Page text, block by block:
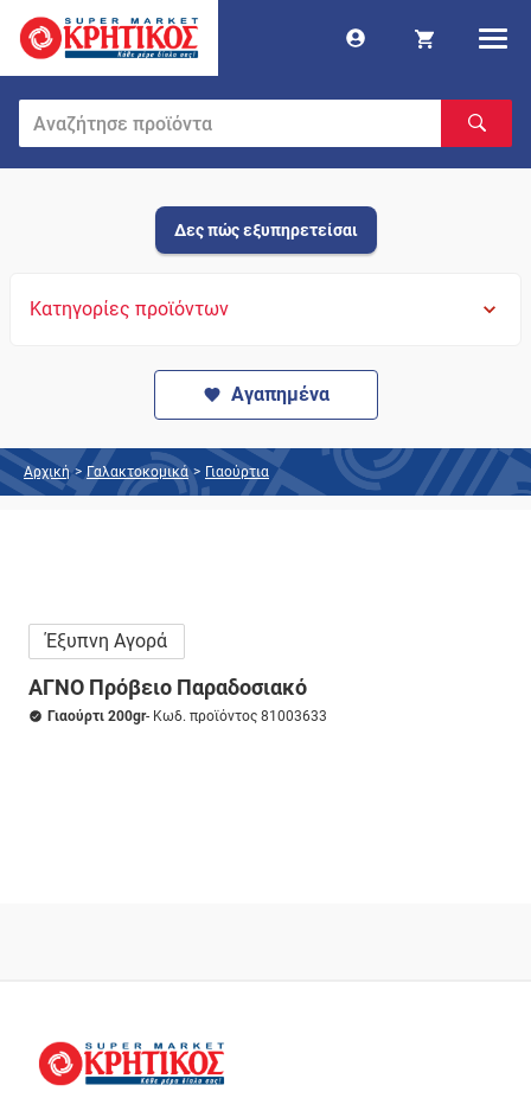
Δες πώς εξυπηρετείσαι
Κατηγορίες προϊόντων
Αγαπημένα
Αρχική > Γαλακτοκομικά > Γιαούρτια
Έξυπνη Αγορά
ΑΓΝΟ Πρόβειο Παραδοσιακό
Γιαούρτι 200gr- Κωδ. προϊόντος 81003633